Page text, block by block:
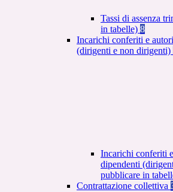
Tassi di assenza
in tabelle) 8
Incarichi conferiti e
(dirigenti e non dirigenti)
Incarichi conferiti
dipendenti
pubblicare in
Contrattazione collettiva